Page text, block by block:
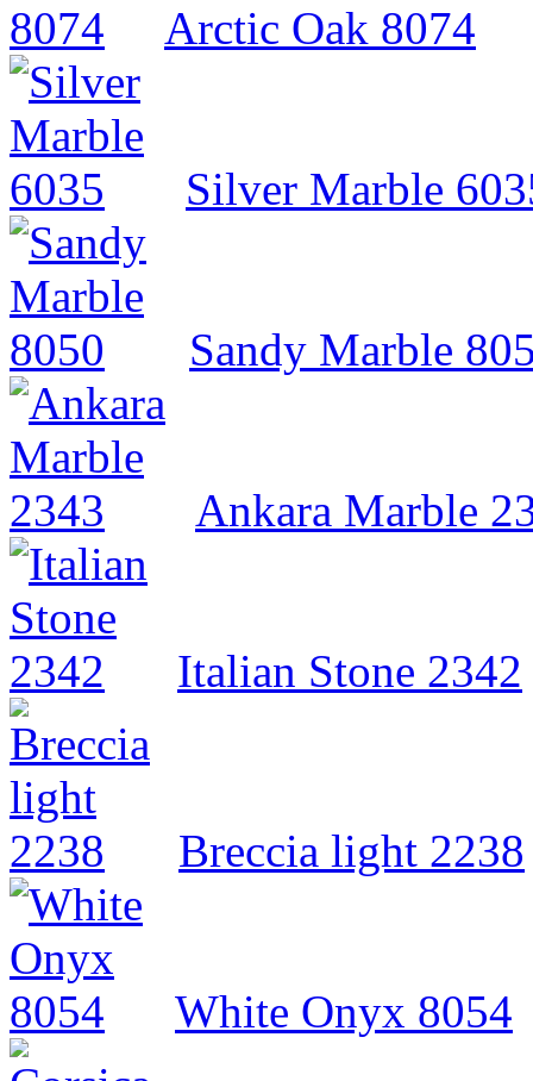
Arctic Oak 8074
Silver Marble
Sandy Marble
Ankara Marble
Italian Stone 2342
Breccia light 2238
White Onyx 8054